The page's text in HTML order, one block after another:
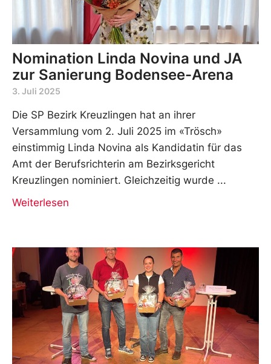
Nomination Linda Novina und JA
zur Sanierung Bodensee-Arena
3. Juli 2025
Die SP Bezirk Kreuzlingen hat an ihrer
Versammlung vom 2. Juli 2025 im «Trösch»
einstimmig Linda Novina als Kandidatin für das
Amt der Berufsrichterin am Bezirksgericht
Kreuzlingen nominiert. Gleichzeitig wurde
Weiterlesen